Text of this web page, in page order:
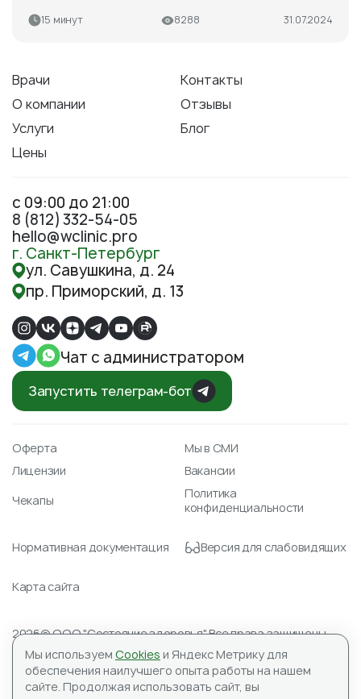
15 минут 8288 31.07.2024
Врачи
Контакты
О компании
Отзывы
Услуги
Блог
Цены
с 09:00 до 21:00
8 (812) 332-54-05
hello@wclinic.pro
г. Санкт-Петербург
ул. Савушкина, д. 24
пр. Приморский, д. 13
Чат с администратором
Запустить телеграм-бот
2026© ООО "Состояние здоровья" Все права защищены.
Лицензия № Л041-01148-78/00351488 от 23.04.2021
ИНН 7804590151, ОГРН 1177847059345
Адрес для корреспонденции: 197183, ООО «Состояние
здоровья», а/я №10
Оферта
Мы в СМИ
Лицензии
Вакансии
Чекапы
Политика
конфиденциальности
Нормативная документация Версия для слабовидящих
Карта сайта
Мы используем Cookies и Яндекс Метрику для
обеспечения наилучшего опыта работы на нашем
сайте. Продолжая использовать сайт, вы